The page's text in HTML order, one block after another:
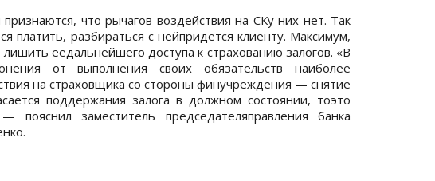
что рычагов воздействия на СКу них нет. Так
платить, разбираться с нейпридется клиенту. Максимум,
еедальнейшего доступа к страхованию залогов. «В
от выполнения своих обязательств наиболее
на страховщика со стороны финучреждения — снятие
поддержания залога в должном состоянии, тоэто
пояснил заместитель председателяправления банка